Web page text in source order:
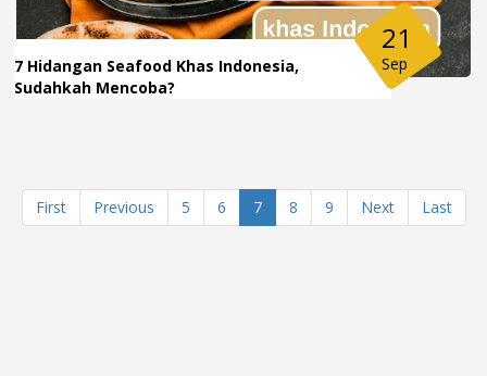
7 Hidangan Seafood Khas Indonesia,
Sudahkah Mencoba?
21
Sep
First Previous 5 6 7 8 9 Next Last